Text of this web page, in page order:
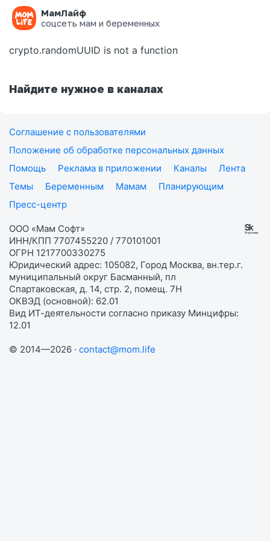
МамЛайф
соцсеть мам и беременных
Ошибка на странице
crypto.randomUUID is not a function
Найдите нужное в каналах
Соглашение с пользователями
Положение об обработке персональных данных
Помощь
Реклама в приложении Каналы
Лента
Темы
Беременным Мамам
Планирующим
Пресс-центр
ООО «Мам Софт»
ИНН/КПП 7707455220 / 770101001
ОГРН 1217700330275
Юридический адрес: 105082, Город Москва, вн.тер.г.
муниципальный округ Басманный, пл
Спартаковская, д. 14, стр. 2, помещ. 7Н
ОКВЭД (основной): 62.01
Вид ИТ-деятельности согласно приказу Минцифры:
12.01
© 2014—2026 · contact@mom.life